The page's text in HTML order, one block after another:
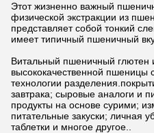
Этот жизненно важный
физической экстракции из
представляет собой тонкий
имеет типичный пшеничный
Витальный пшеничный глютен
высококачественной
технологии
завтрака; сыровые аналоги и
продукты на основе сурими;
питательные закуски; личная
таблетки и многое другое..